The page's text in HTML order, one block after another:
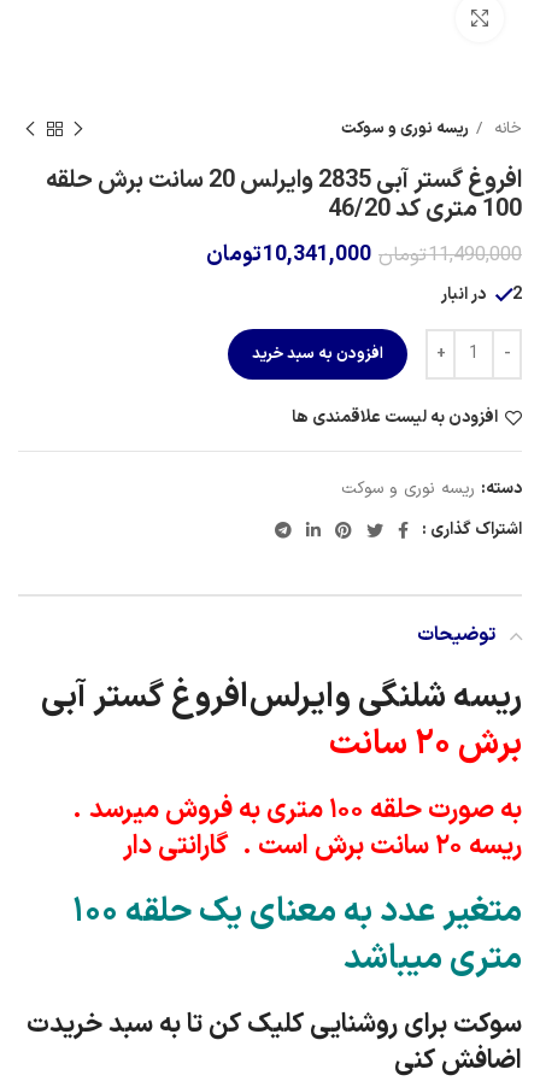
خانه ریسه نوری و سوکت
افروغ گستر آبی 2835 وایرلس 20 سانت برش حلقه
100 متری کد 46/20
11,490,000تومان 10,341,000تومان
2 در انبار
افزودن به سبد خرید
افزودن به لیست علاقمندی ها
دسته: ریسه نوری و سوکت
اشتراک گذاری :
توضیحات
ریسه شلنگی وایرلسافروغ گستر آبی
برش ۲۰ سانت
به صورت حلقه ۱۰۰ متری به فروش میرسد .
ریسه ۲۰ سانت برش است . گارانتی دار
متغیر عدد به معنای یک حلقه ۱۰۰
متری میباشد
سوکت برای روشنایی کلیک کن تا به سبد خریدت
اضافش کنی